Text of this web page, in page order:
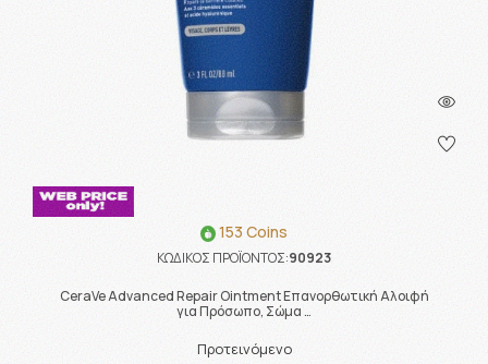
153 Coins
ΚΩΔΙΚΟΣ ΠΡΟΪΟΝΤΟΣ:90923
CeraVe Advanced Repair Ointment Επανορθωτική Αλοιφή
για Πρόσωπο, Σώμα …
Προτεινόμενο